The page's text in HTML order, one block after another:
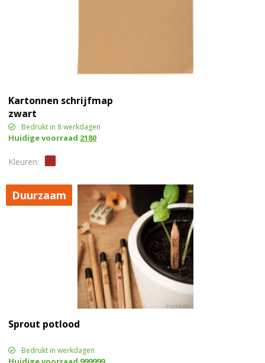
Kartonnen schrijfmap
zwart
Bedrukt in 8 werkdagen
Huidige voorraad 2180
Duurzaam
Sprout potlood
Bedrukt in werkdagen